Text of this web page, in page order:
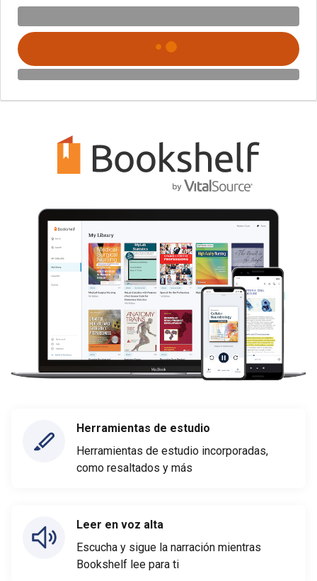
Herramientas de estudio
Herramientas de estudio incorporadas,
como resaltados y más
Leer en voz alta
Escucha y sigue la narración mientras
Bookshelf lee para ti